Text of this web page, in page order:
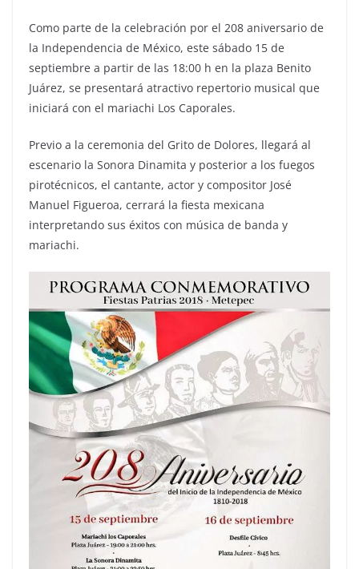
Como parte de la celebración por el 208 aniversario de
la Independencia de México, este sábado 15 de
septiembre a partir de las 18:00 h en la plaza Benito
Juárez, se presentará atractivo repertorio musical que
iniciará con el mariachi Los Caporales.
Previo a la ceremonia del Grito de Dolores, llegará al
escenario la Sonora Dinamita y posterior a los fuegos
pirotécnicos, el cantante, actor y compositor José
Manuel Figueroa, cerrará la fiesta mexicana
interpretando sus éxitos con música de banda y
mariachi.